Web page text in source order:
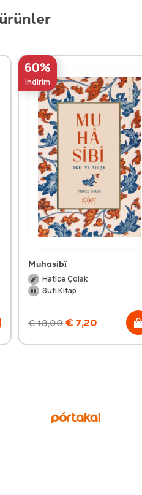
60%
indirim
Muhasibî
Hatice Çolak
Sufi Kitap
€18,00 € 7,20